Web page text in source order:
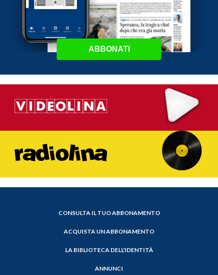
ABBONATI
CONSULTA IL TUO ABBONAMENTO
ACQUISTA UN ABBONAMENTO
LA BIBLIOTECA DELL'IDENTITÀ
ANNUNCI